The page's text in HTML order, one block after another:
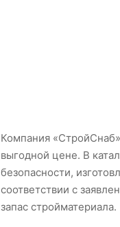
Компания
выгодной цене. В
безопасности,
соответствии с
запас стройматериала.